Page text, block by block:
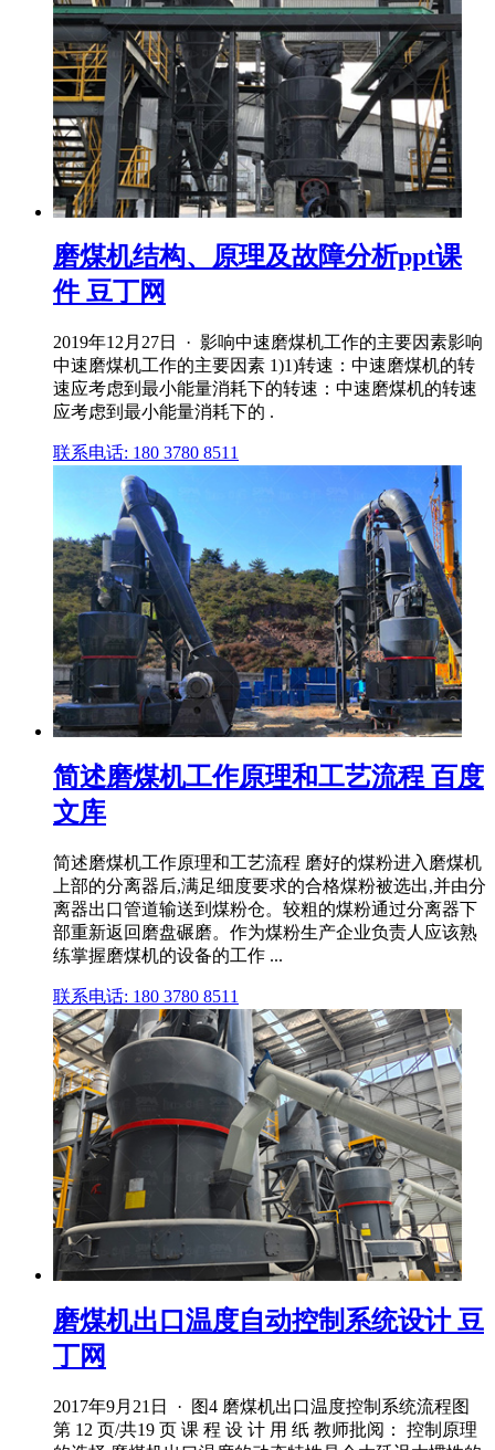
磨煤机结构、原理及故障分析ppt课
件 豆丁网
2019年12月27日 · 影响中速磨煤机工作的主要因素影响
中速磨煤机工作的主要因素 1)1)转速：中速磨煤机的转
速应考虑到最小能量消耗下的转速：中速磨煤机的转速
应考虑到最小能量消耗下的 .
联系电话: 180 3780 8511
简述磨煤机工作原理和工艺流程 百度
文库
简述磨煤机工作原理和工艺流程 磨好的煤粉进入磨煤机
上部的分离器后,满足细度要求的合格煤粉被选出,并由分
离器出口管道输送到煤粉仓。较粗的煤粉通过分离器下
部重新返回磨盘碾磨。作为煤粉生产企业负责人应该熟
练掌握磨煤机的设备的工作 ...
联系电话: 180 3780 8511
磨煤机出口温度自动控制系统设计 豆
丁网
2017年9月21日 · 图4 磨煤机出口温度控制系统流程图
第 12 页/共19 页 课 程 设 计 用 纸 教师批阅： 控制原理